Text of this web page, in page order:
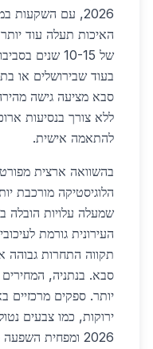
2026, עם השקעות
האיכות תעלה עוד
של 10-15
בעוד שבירושלים או
סבא מציעה גישה
ללא צורך בנסיעות
להתאמה אישית.
בהשוואה ארצית
הלוגיסטיקה מורכבת
העירונית גורמת
תקווה התחרות גבוהה
סבא. בנתניה,
יותר. ספקים מרכזיים
2026 ומפחית